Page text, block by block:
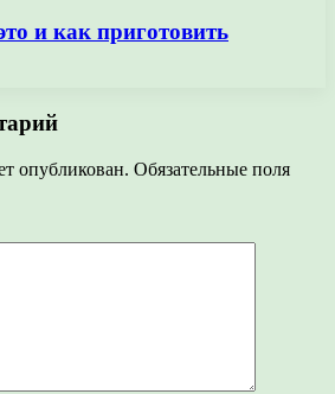
и как приготовить
опубликован. Обязательные поля